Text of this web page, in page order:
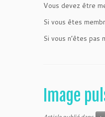
Vous devez être
Si vous êtes
Si vous n’êtes
Image